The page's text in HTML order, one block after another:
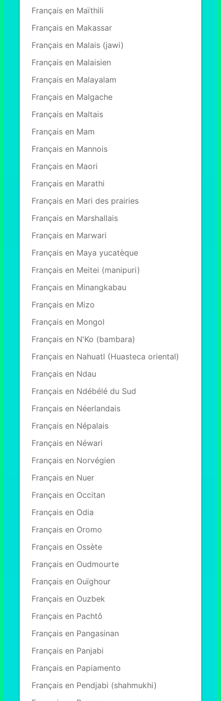
Français en Maïthili
Français en Makassar
Français en Malais (jawi)
Français en Malaisien
Français en Malayalam
Français en Malgache
Français en Maltais
Français en Mam
Français en Mannois
Français en Maori
Français en Marathi
Français en Mari des prairies
Français en Marshallais
Français en Marwari
Français en Maya yucatèque
Français en Meitei (manipuri)
Français en Minangkabau
Français en Mizo
Français en Mongol
Français en N'Ko (bambara)
Français en Nahuatl (Huasteca oriental)
Français en Ndau
Français en Ndébélé du Sud
Français en Néerlandais
Français en Népalais
Français en Néwari
Français en Norvégien
Français en Nuer
Français en Occitan
Français en Odia
Français en Oromo
Français en Ossète
Français en Oudmourte
Français en Ouïghour
Français en Ouzbek
Français en Pachtô
Français en Pangasinan
Français en Panjabi
Français en Papiamento
Français en Pendjabi (shahmukhi)